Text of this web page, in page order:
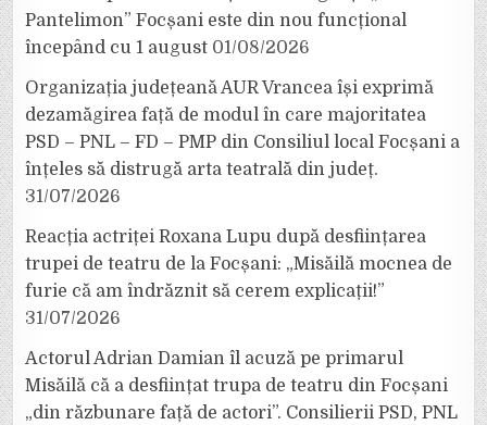
Pantelimon” Focșani este din nou funcțional
începând cu 1 august 01/08/2026
Organizația județeană AUR Vrancea își exprimă
dezamăgirea față de modul în care majoritatea
PSD – PNL – FD – PMP din Consiliul local Focșani a
înțeles să distrugă arta teatrală din județ.
31/07/2026
Reacția actriței Roxana Lupu după desființarea
trupei de teatru de la Focșani: „Misăilă mocnea de
furie că am îndrăznit să cerem explicații!”
31/07/2026
Actorul Adrian Damian îl acuză pe primarul
Misăilă că a desființat trupa de teatru din Focșani
„din răzbunare față de actori”. Consilierii PSD, PNL